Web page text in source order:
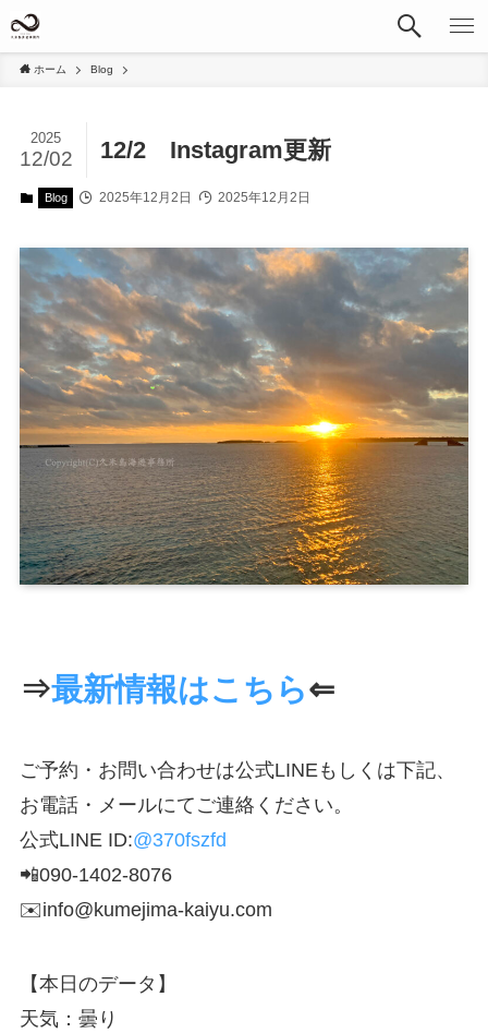
ホーム Blog
12/2 Instagram更新
2025
12/02
Blog 2025年12月2日 2025年12月2日
⇒最新情報はこちら⇐
ご予約・お問い合わせは公式LINEもしくは下記、
お電話・メールにてご連絡ください。
公式LINE ID:@370fszfd
📲090-1402-8076
✉️info@kumejima-kaiyu.com
【本日のデータ】
天気：曇り